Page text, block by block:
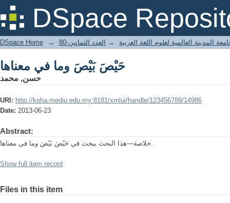
DSpace
حَيْصَ بَيْصَ وما في معناها
DSpace Home → المدينة العالمية لعلوم اللغة العربية → العدد الثمانين-80
حَيْصَ بَيْصَ وما في معناها
حسن, محمد
URI: http://koha.mediu.edu.my:8181/xmlui/handle/123456789/14986
Date: 2013-06-23
Abstract:
خلاصة—هذا البحث يبحث في حَيْصَ بَيْصَ وما في معناها.
Show full item record
Files in this item